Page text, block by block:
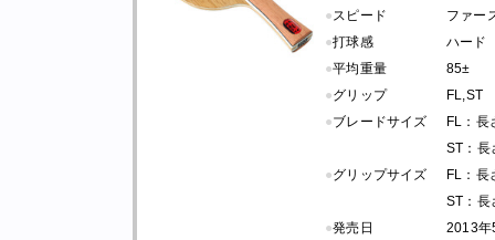
●スピード
ファー
●打球感
ハード
●平均重量
85±
●グリップ
FL,ST
●ブレードサイズ
FL：長
ST：長
●グリップサイズ
FL：長
ST：長
●発売日 2013年